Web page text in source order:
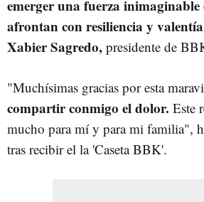
emerger una fuerza inimaginable
afrontan con resiliencia y
Xabier Sagredo, presidente de
"Muchísimas gracias por esta
compartir conmigo el dolor. Este
mucho para mí y para mi familia",
tras recibir el la 'Caseta BBK'.